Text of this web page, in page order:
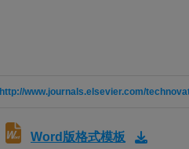
http://www.journals.elsevier.com/
Word版格式模板